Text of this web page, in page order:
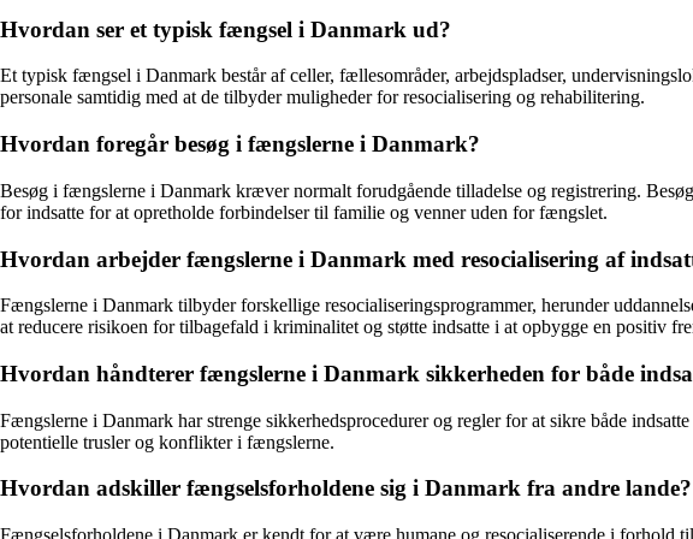
Hvordan ser et typisk fængsel i Danmark ud?
Et typisk fængsel i Danmark består af celler, fællesområder, arbejdspladser,
personale samtidig med at de tilbyder muligheder for resocialisering og rehabilitering.
Hvordan foregår besøg i fængslerne i Danmark?
Besøg i fængslerne i Danmark kræver normalt forudgående tilladelse og registrering.
for indsatte for at opretholde forbindelser til familie og venner uden for fængslet.
Hvordan arbejder fængslerne i Danmark med resocialisering af
Fængslerne i Danmark tilbyder forskellige resocialiseringsprogrammer, herunder
at reducere risikoen for tilbagefald i kriminalitet og støtte indsatte i at opbygge en positiv
Hvordan håndterer fængslerne i Danmark sikkerheden for både
Fængslerne i Danmark har strenge sikkerhedsprocedurer og regler for at sikre både
potentielle trusler og konflikter i fængslerne.
Hvordan adskiller fængselsforholdene sig i Danmark fra andre lande?
Fængselsforholdene i Danmark er kendt for at være humane og resocialiserende i